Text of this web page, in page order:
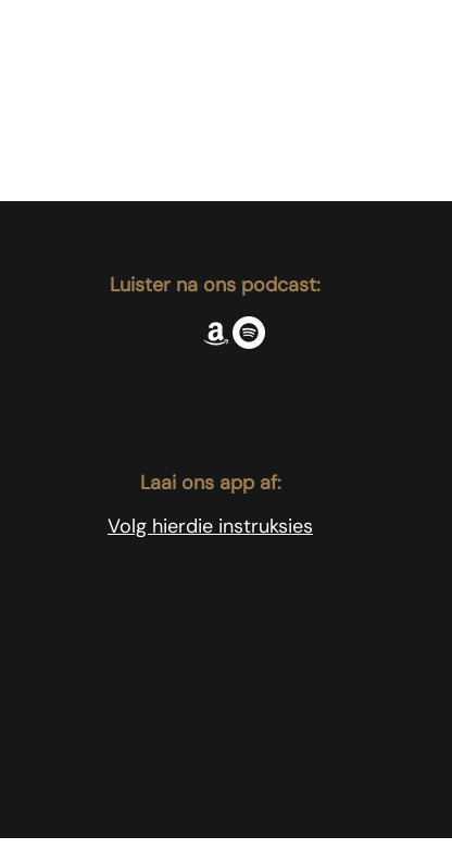
Luister na ons podcast:
Laai ons app af:
Volg hierdie instruksies